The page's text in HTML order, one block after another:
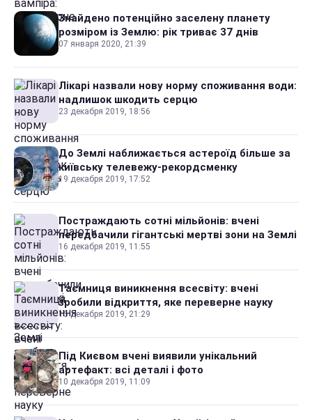
Знайдено потенційно заселену планету
розміром із Землю: рік триває 37 днів
07 января 2020, 21:39
Лікарі назвали нову норму споживання води:
надлишок шкодить серцю
23 декабря 2019, 18:56
До Землі наближається астероїд більше за
київську телевежу-рекордсменку
19 декабря 2019, 17:52
Постраждають сотні мільйонів: вчені
передбачили гігантські мертві зони на Землі
16 декабря 2019, 11:55
Таємниця виникнення всесвіту: вчені
зробили відкриття, яке переверне науку
15 декабря 2019, 21:29
Під Києвом вчені виявили унікальний
артефакт: всі деталі і фото
10 декабря 2019, 11:09